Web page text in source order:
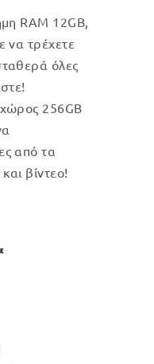
RAM 12GB,
να τρέχετε
όλες
256GB
από τα
βίντεο!